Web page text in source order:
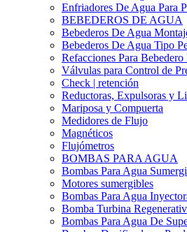
Enfriadores De Agua Para
BEBEDEROS DE AGUA
Bebederos De Agua
Bebederos De Agua Tipo
Refacciones Para
Válvulas para Control de
Check | retención
Reductoras, Expulsoras y
Mariposa y Compuerta
Medidores de Flujo
Magnéticos
Flujómetros
BOMBAS PARA AGUA
Bombas Para Agua
Motores sumergibles
Bombas Para Agua
Bomba Turbina
Bombas Para Agua De